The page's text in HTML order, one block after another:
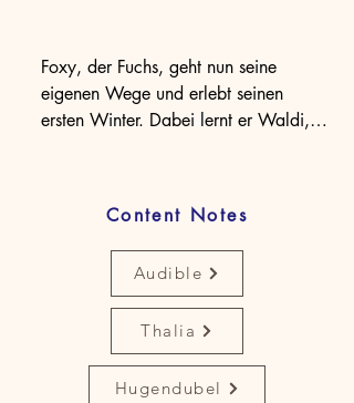
Foxy, der Fuchs, geht nun seine
eigenen Wege und erlebt seinen
ersten Winter. Dabei lernt er Waldi,
erleben sie lustige Abenteuer im
Schnee. Und schließlich findet Foxy
seine große Liebe. Die Kälte und das
knappe Nahrungsangebot machen
den Winter für viele Tiere, und
insbesondere für Füchse, zu einer
richtigen Herausforderung.
Content Notes
Audible
Thalia
Hugendubel